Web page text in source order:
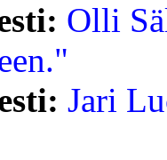
Olli
Jari